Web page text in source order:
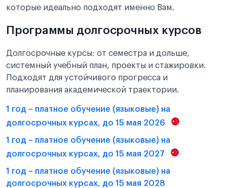
которые идеально подходят именно Вам.
Программы долгосрочных курсов
Долгосрочные курсы: от семестра и дольше,
системный учебный план, проекты и стажировки.
Подходят для устойчивого прогресса и
планирования академической траектории.
1 год – платное обучение (языковые) на
долгосрочных курсах, до 15 мая 2026
1 год – платное обучение (языковые) на
долгосрочных курсах, до 15 мая 2027
1 год – платное обучение (языковые) на
долгосрочных курсах, до 15 мая 2028